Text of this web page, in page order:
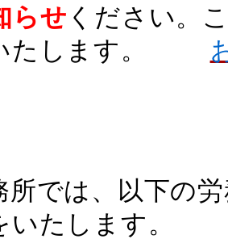
らせ ください。
たします。
では、以下の
たします。